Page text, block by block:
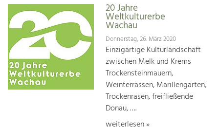
20 Jahre
Weltkulturerbe
Wachau
Donnerstag, 26. März 2020
Einzigartige Kulturlandschaft
zwischen Melk und Krems
Trockensteinmauern,
Weinterrassen, Marillengärten,
Trockenrasen, freifließende
Donau, ….